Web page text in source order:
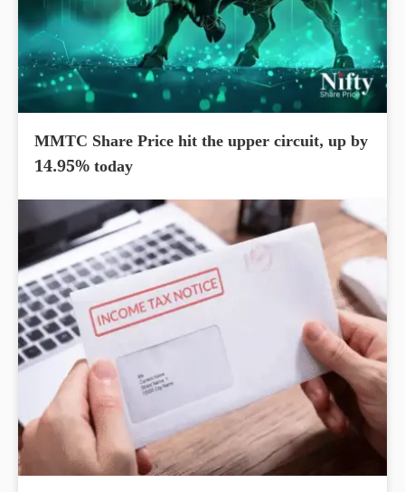
MMTC Share Price hit the upper circuit, up by
14.95% today